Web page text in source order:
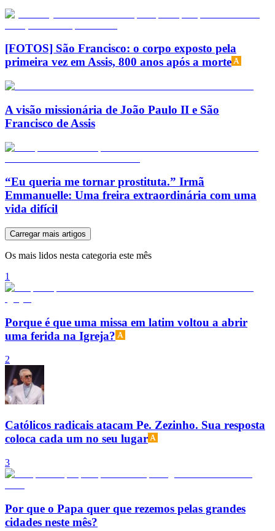
[FOTOS] São Francisco: o corpo exposto pela
primeira vez em Assis, 800 anos após a morte
A visão missionária de João Paulo II e São
Francisco de Assis
“Eu queria me tornar prostituta.” Irmã
Emmanuelle: Uma freira extraordinária com uma
vida difícil
Carregar mais artigos
Os mais lidos nesta categoria este mês
1
Porque é que uma missa em latim voltou a abrir
uma ferida na Igreja?
2
Católicos radicais atacam Pe. Zezinho. Sua resposta
coloca cada um no seu lugar
3
Por que o Papa quer que rezemos pelas grandes
cidades neste mês?